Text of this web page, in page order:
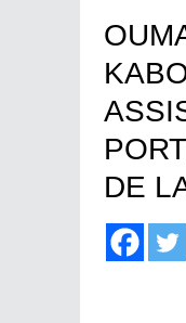
DE